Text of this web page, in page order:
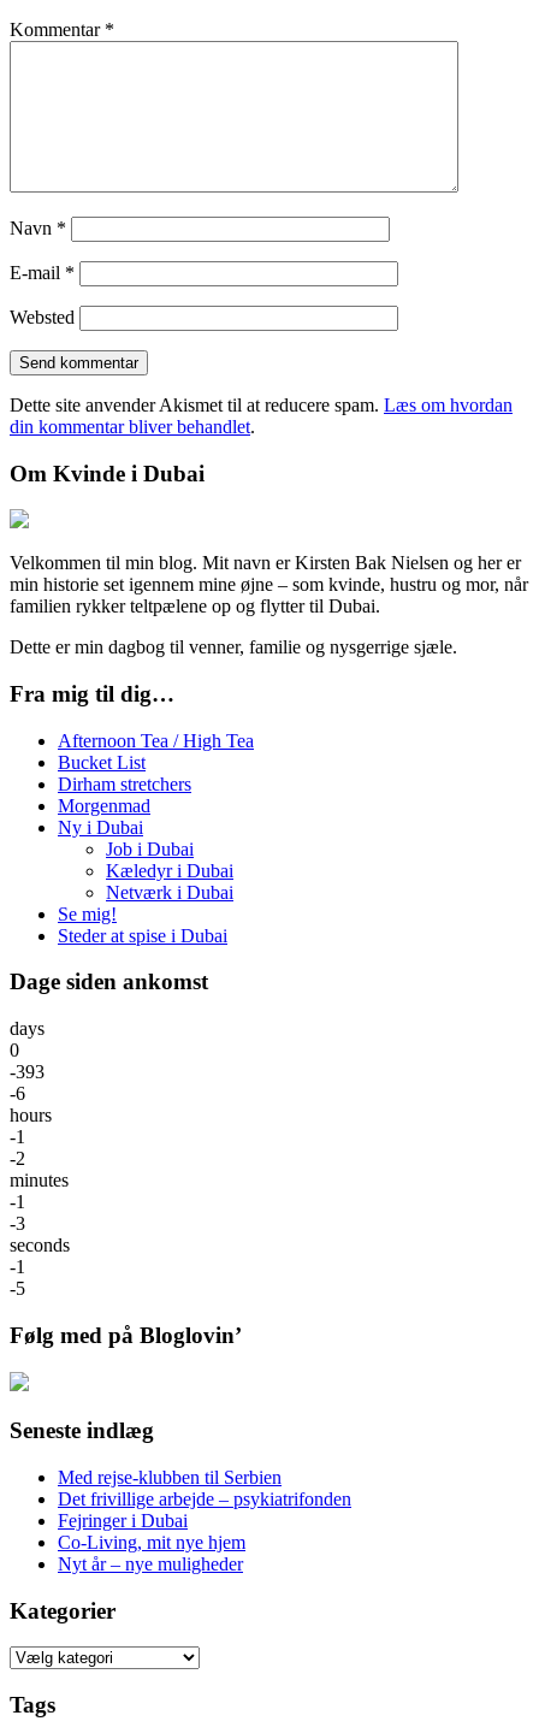
Kommentar *
Navn *
E-mail *
Websted
Dette site anvender Akismet til at reducere spam. Læs om hvordan
din kommentar bliver behandlet.
Om Kvinde i Dubai
Velkommen til min blog. Mit navn er Kirsten Bak Nielsen og her er
min historie set igennem mine øjne – som kvinde, hustru og mor, når
familien rykker teltpælene op og flytter til Dubai.
Dette er min dagbog til venner, familie og nysgerrige sjæle.
Fra mig til dig…
Afternoon Tea / High Tea
Bucket List
Dirham stretchers
Morgenmad
Ny i Dubai
Job i Dubai
Kæledyr i Dubai
Netværk i Dubai
Se mig!
Steder at spise i Dubai
Dage siden ankomst
days
0
-393
-6
hours
-1
-2
minutes
-1
-3
seconds
-1
-5
Følg med på Bloglovin’
Seneste indlæg
Med rejse-klubben til Serbien
Det frivillige arbejde – psykiatrifonden
Fejringer i Dubai
Co-Living, mit nye hjem
Nyt år – nye muligheder
Kategorier
Kategorier
Tags